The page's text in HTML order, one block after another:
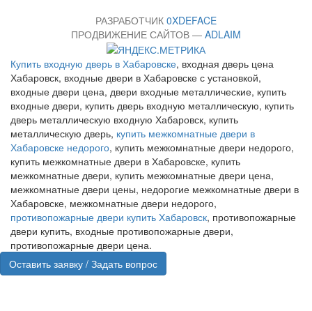
РАЗРАБОТЧИК 0XDEFACE
ПРОДВИЖЕНИЕ САЙТОВ — ADLAIM
Купить входную дверь в Хабаровске, входная дверь цена
Хабаровск, входные двери в Хабаровске с установкой,
входные двери цена, двери входные металлические, купить
входные двери, купить дверь входную металлическую, купить
дверь металлическую входную Хабаровск, купить
металлическую дверь, купить межкомнатные двери в
Хабаровске недорого, купить межкомнатные двери недорого,
купить межкомнатные двери в Хабаровске, купить
межкомнатные двери, купить межкомнатные двери цена,
межкомнатные двери цены, недорогие межкомнатные двери в
Хабаровске, межкомнатные двери недорого,
противопожарные двери купить Хабаровск, противопожарные
двери купить, входные противопожарные двери,
противопожарные двери цена.
Оставить заявку / Задать вопрос